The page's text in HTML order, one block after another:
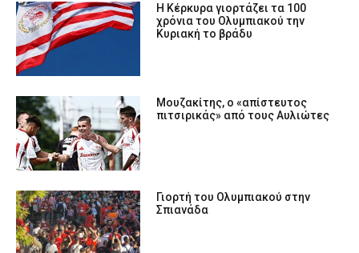
Η Κέρκυρα γιορτάζει τα 100
χρόνια του Ολυμπιακού την
Κυριακή το βράδυ
Μουζακίτης, ο «απίστευτος
πιτσιρικάς» από τους Αυλιώτες
Γιορτή του Ολυμπιακού στην
Σπιανάδα